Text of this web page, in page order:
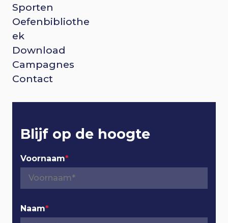
F
o
o
t
n
v
Sporten
Oefenbibliothe
ek
Download
Campagnes
Contact
Blijf op de hoogte
Voornaam*
Naam*